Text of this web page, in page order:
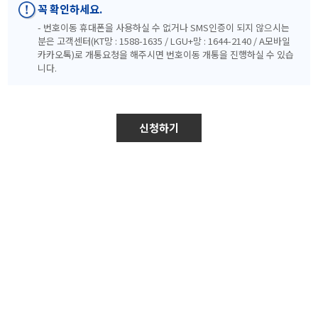
꼭 확인하세요.
- 번호이동 휴대폰을 사용하실 수 없거나 SMS인증이 되지 않으시는
분은 고객센터(KT망 : 1588-1635 / LGU+망 : 1644-2140 / A모바일
카카오톡)로 개통요청을 해주시면 번호이동 개통을 진행하실 수 있습
니다.
신청하기